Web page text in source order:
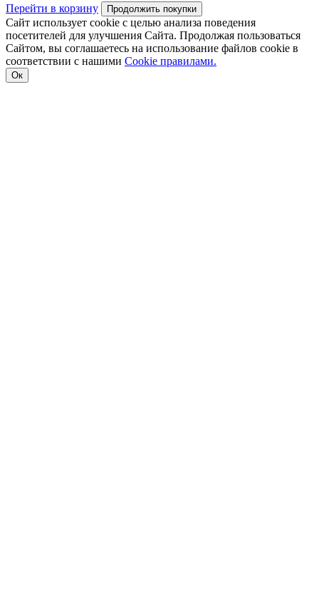
Перейти в корзину Продолжить покупки
Сайт использует cookie с целью анализа поведения
посетителей для улучшения Сайта. Продолжая пользоваться
Сайтом, вы соглашаетесь на использование файлов cookie в
соответствии с нашими Cookiе правилами.
Ок